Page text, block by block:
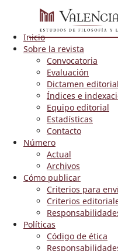
Inicio
Sobre la revista
Convocatoria
Evaluación
Dictamen editorial
Índices e
Equipo editorial
Estadísticas
Contacto
Número
Actual
Archivos
Cómo publicar
Criterios para
Criterios
Políticas
Código de ética